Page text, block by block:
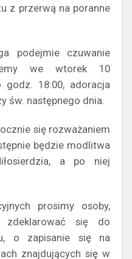
z przerwą na poranne
podejmie czuwanie
we wtorek 10
godz. 18:00, adoracja
św. następnego dnia.
się rozważaniem
będzie modlitwa
a po niej
prosimy osoby,
się do
o zapisanie się na
znajdujących się w